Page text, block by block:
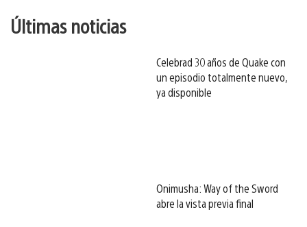
Últimas noticias
Celebrad 30 años de Quake con
un episodio totalmente nuevo,
ya disponible
Onimusha: Way of the Sword
abre la vista previa final